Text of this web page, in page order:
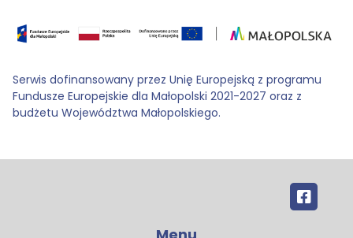
Serwis dofinansowany przez Unię Europejską z programu
Fundusze Europejskie dla Małopolski 2021-2027 oraz z
budżetu Województwa Małopolskiego.